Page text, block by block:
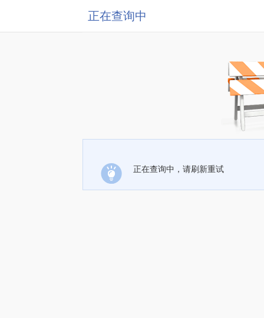
正在查询中
正在查询中，请刷新重试